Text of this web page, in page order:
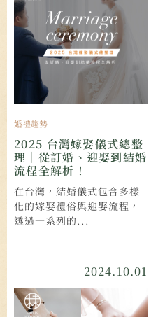
婚禮趨勢
2025 台灣嫁娶儀式總整
理｜從訂婚、迎娶到結婚
流程全解析！
在台灣，結婚儀式包含多樣
化的嫁娶禮俗與迎娶流程，
透過一系列的...
2024.10.01